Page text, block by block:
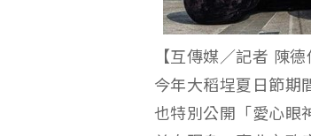
【互傳媒／記者 陳
今年大稻埕夏日節期
也特別公開「愛心眼